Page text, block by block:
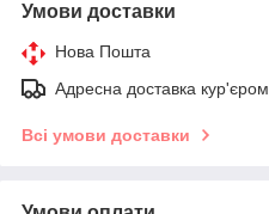
Умови доставки
Нова Пошта
Адресна доставка кур'єром
Всі умови доставки